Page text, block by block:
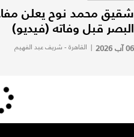
شقيق محمد نوح يعلن
البصر قبل وفاته (فيديو)
06 آب 2026 | القاهرة - شريف عبد الفهيم